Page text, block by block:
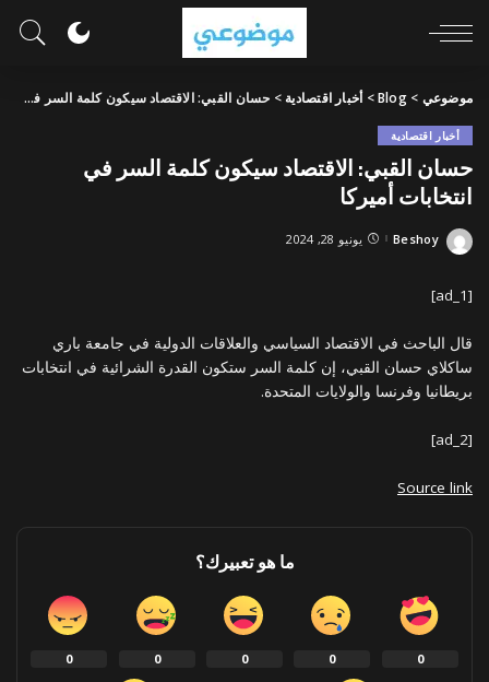
موضوعي >
Blog
> أخبار اقتصادية > حسان القبي: الاقتصاد سيكون كلمة السر في انتخابات أميركا
أخبار اقتصادية
حسان القبي: الاقتصاد سيكون كلمة السر في
انتخابات أميركا
Posted
Beshoy يونيو 28, 2024
[ad_1]
قال الباحث في الاقتصاد السياسي والعلاقات الدولية في جامعة باري
ساكلاي حسان القبي، إن كلمة السر ستكون القدرة الشرائية في انتخابات
بريطانيا وفرنسا والولايات المتحدة.
[ad_2]
Source link
ما هو تعبيرك؟
0
0
0
0
0